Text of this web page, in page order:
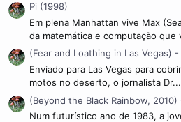
Pi (1998)
Em plena Manhattan vive Max
da matemática e computação que
(Fear and Loathing in Las Vegas)
Enviado para Las Vegas para
motos no deserto, o jornalista Dr...
(Beyond the Black Rainbow,
Num futurístico ano de 1983, a